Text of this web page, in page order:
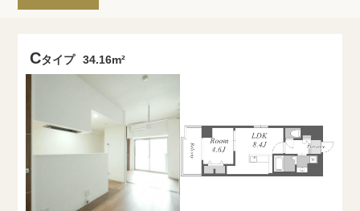
Cタイプ 34.16m²